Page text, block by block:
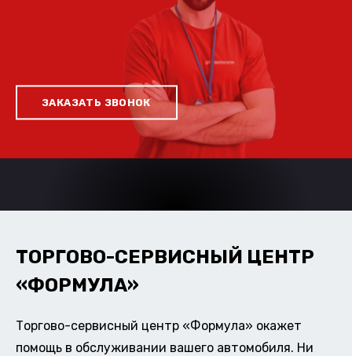
ЗАКАЗАТЬ ЗВОНОК
ТОРГОВО-СЕРВИСНЫЙ ЦЕНТР
«ФОРМУЛА»
Торгово-сервисный центр «Формула» окажет
помощь в обслуживании вашего автомобиля. Ни